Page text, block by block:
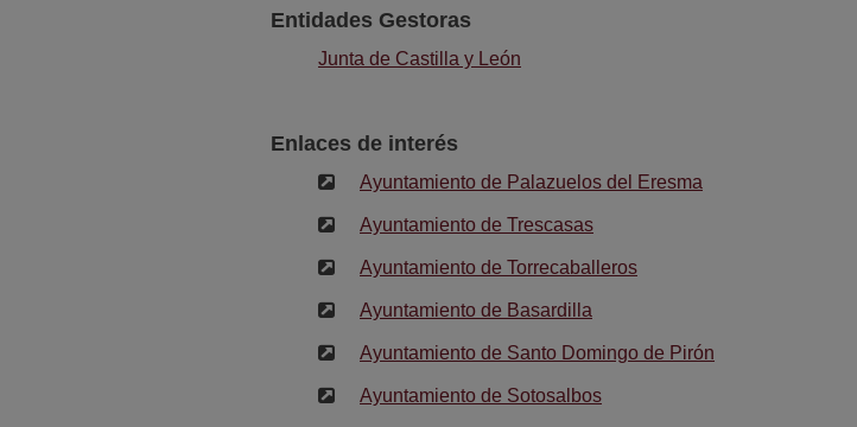
Entidades Gestoras
Junta de Castilla y León
Enlaces de interés
Ayuntamiento de Palazuelos del Eresma
Ayuntamiento de Trescasas
Ayuntamiento de Torrecaballeros
Ayuntamiento de Basardilla
Ayuntamiento de Santo Domingo de Pirón
Ayuntamiento de Sotosalbos